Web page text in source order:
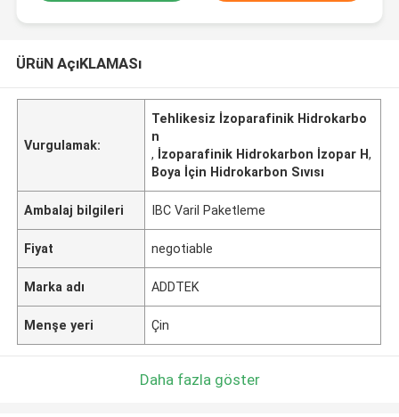
ÜRüN AçıKLAMASı
Vurgulamak:
Tehlikesiz İzoparafinik Hidrokarbo
n
, İzoparafinik Hidrokarbon İzopar H,
Boya İçin Hidrokarbon Sıvısı
Ambalaj bilgileri IBC Varil Paketleme
Fiyat negotiable
Marka adı ADDTEK
Menşe yeri Çin
Daha fazla göster